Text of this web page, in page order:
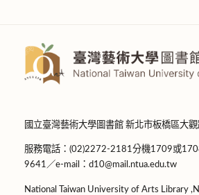
國立臺灣藝術大學圖書館 新北市板橋區大
服務電話：(02)2272-2181分機1709或
9641／e-mail：d10@mail.ntua.edu.tw
National Taiwan University of Arts Library